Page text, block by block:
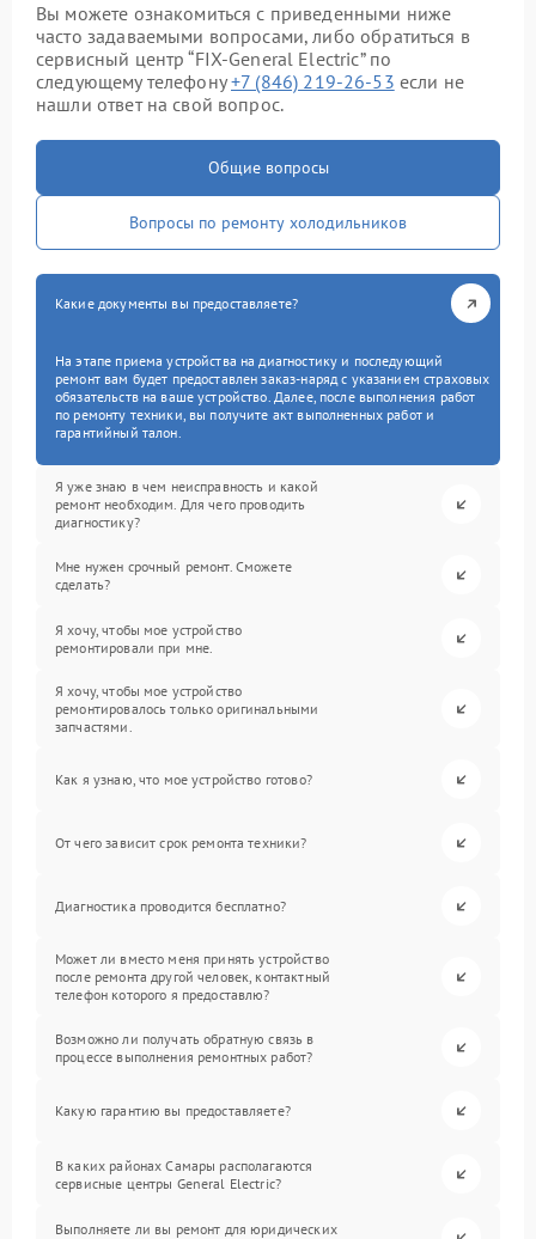
Вы можете ознакомиться с приведенными ниже
часто задаваемыми вопросами, либо обратиться в
сервисный центр “FIX-General Electric” по
следующему телефону+7 (846) 219-26-53 если не
нашли ответ на свой вопрос.
Общие вопросы
Вопросы по ремонту холодильников
Какие документы вы предоставляете?
На этапе приема устройства на диагностику и последующий
ремонт вам будет предоставлен заказ-наряд с указанием страховых
обязательств на ваше устройство. Далее, после выполнения работ
по ремонту техники, вы получите акт выполненных работ и
гарантийный талон.
Я уже знаю в чем неисправность и какой
ремонт необходим. Для чего проводить
диагностику?
Мне нужен срочный ремонт. Сможете
сделать?
Я хочу, чтобы мое устройство
ремонтировали при мне.
Я хочу, чтобы мое устройство
ремонтировалось только оригинальными
запчастями.
Как я узнаю, что мое устройство готово?
От чего зависит срок ремонта техники?
Диагностика проводится бесплатно?
Может ли вместо меня принять устройство
после ремонта другой человек, контактный
телефон которого я предоставлю?
Возможно ли получать обратную связь в
процессе выполнения ремонтных работ?
Какую гарантию вы предоставляете?
В каких районах Самары располагаются
сервисные центры General Electric?
Выполняете ли вы ремонт для юридических